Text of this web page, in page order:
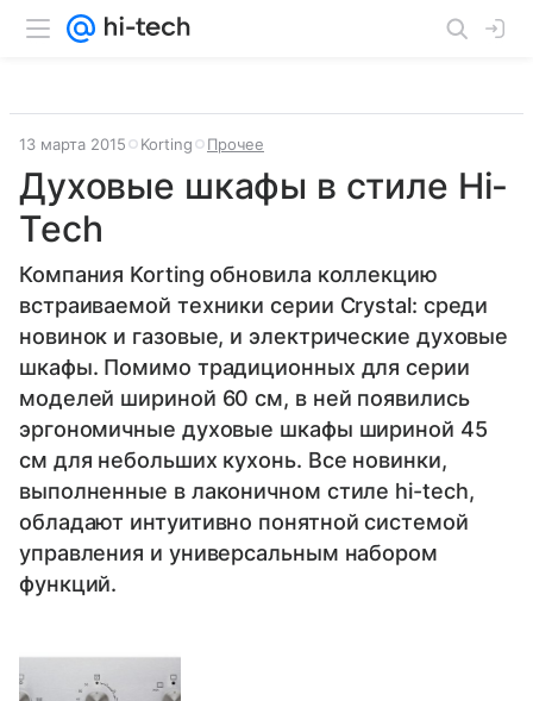
13 марта 2015 Korting Прочее
Духовые шкафы в стиле Hi-
Tech
Компания Korting обновила коллекцию
встраиваемой техники серии Crystal: среди
новинок и газовые, и электрические духовые
шкафы. Помимо традиционных для серии
моделей шириной 60 см, в ней появились
эргономичные духовые шкафы шириной 45
см для небольших кухонь. Все новинки,
выполненные в лаконичном стиле hi-tech,
обладают интуитивно понятной системой
управления и универсальным набором
функций.